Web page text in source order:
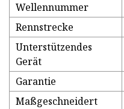
Wellennummer
Rennstrecke
Unterstützendes
Gerät
Garantie
Maßgeschneidert